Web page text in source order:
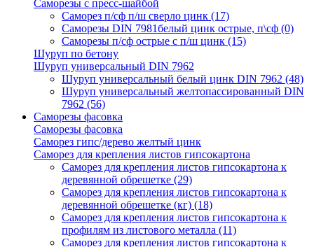
Саморезы с пресс-шайбой
Саморез п/сф п/ш сверло цинк (17)
Саморезы DIN 7981белый цинк острые, п\сф (0)
Саморезы п/сф острые с п/ш цинк (15)
Шуруп по бетону
Шуруп универсальный DIN 7962
Шуруп универсальный белый цинк DIN 7962 (48)
Шуруп универсальный желтопассированный DIN
7962 (56)
Саморезы фасовка
Саморезы фасовка
Саморез гипс/дерево желтый цинк
Саморез для крепления листов гипсокартона
Саморез для крепления листов гипсокартона к
деревянной обрешетке (29)
Саморез для крепления листов гипсокартона к
деревянной обрешетке (кг) (18)
Саморез для крепления листов гипсокартона к
профилям из листового металла (11)
Саморез для крепления листов гипсокартона к